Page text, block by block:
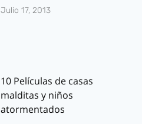
Julio 17, 2013
10 Películas de casas
malditas y niños
atormentados